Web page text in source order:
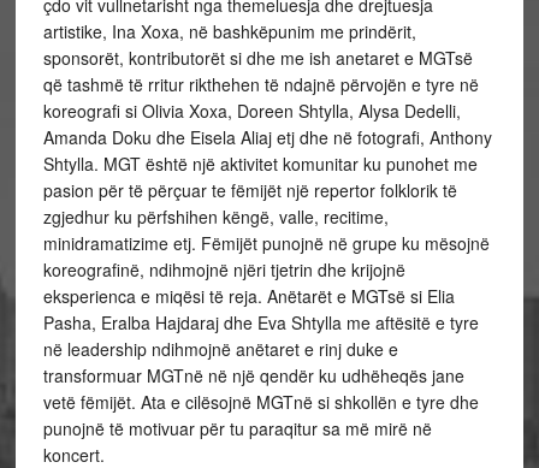
artistike, Ina Xoxa, në bashkëpunim me prindërit,
sponsorët, kontributorët si dhe me ish anetaret e MGTsë
që tashmë të rritur rikthehen të ndajnë përvojën e tyre në
koreografi si Olivia Xoxa, Doreen Shtylla, Alysa Dedelli,
Amanda Doku dhe Eisela Aliaj etj dhe në fotografi, Anthony
Shtylla. MGT është një aktivitet komunitar ku punohet me
pasion për të përçuar te fëmijët një repertor folklorik të
zgjedhur ku përfshihen këngë, valle, recitime,
minidramatizime etj. Fëmijët punojnë në grupe ku mësojnë
koreografinë, ndihmojnë njëri tjetrin dhe krijojnë
eksperienca e miqësi të reja. Anëtarët e MGTsë si Elia
Pasha, Eralba Hajdaraj dhe Eva Shtylla me aftësitë e tyre
në leadership ndihmojnë anëtaret e rinj duke e
transformuar MGTnë në një qendër ku udhëheqës jane
vetë fëmijët. Ata e cilësojnë MGTnë si shkollën e tyre dhe
punojnë të motivuar për tu paraqitur sa më mirë në
koncert.